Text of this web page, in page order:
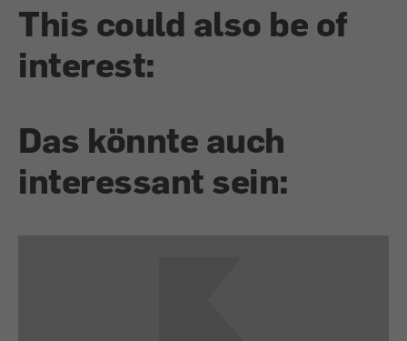
This could also be of
interest:
Das könnte auch
interessant sein: